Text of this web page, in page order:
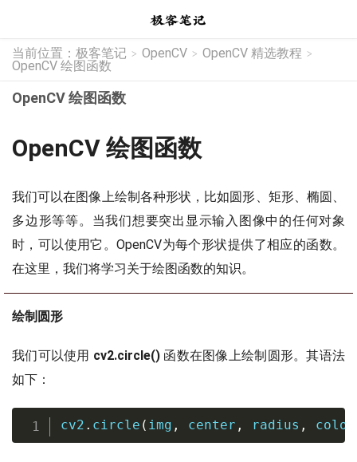
当前位置： 极客笔记 > OpenCV > OpenCV 精选教程 >
OpenCV 绘图函数
OpenCV 绘图函数
OpenCV 绘图函数
我们可以在图像上绘制各种形状，比如圆形、矩形、椭圆、
多边形等等。当我们想要突出显示输入图像中的任何对象
时，可以使用它。OpenCV为每个形状提供了相应的函数。
在这里，我们将学习关于绘图函数的知识。
绘制圆形
我们可以使用 cv2.circle() 函数在图像上绘制圆形。其语法
如下：
cv2 . circle ( img , center , radius , color